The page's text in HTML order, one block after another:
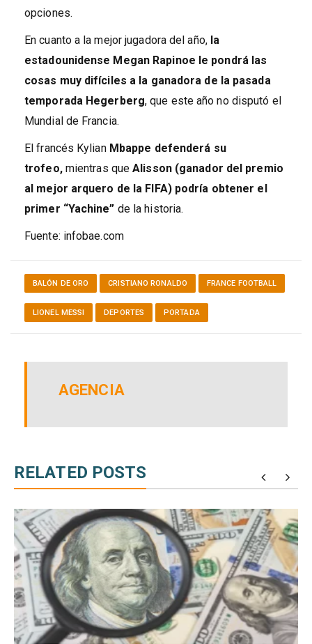
opciones.
En cuanto a la mejor jugadora del año, la
estadounidense Megan Rapinoe le pondrá las
cosas muy difíciles a la ganadora de la pasada
temporada Hegerberg, que este año no disputó el
Mundial de Francia.
El francés Kylian Mbappe defenderá su
trofeo, mientras que Alisson (ganador del premio
al mejor arquero de la FIFA) podría obtener el
primer “Yachine” de la historia.
Fuente: infobae.com
BALÓN DE ORO CRISTIANO RONALDO FRANCE FOOTBALL
LIONEL MESSI DEPORTES PORTADA
AGENCIA
RELATED POSTS